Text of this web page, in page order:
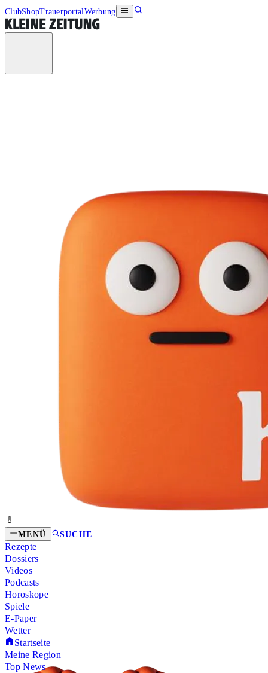
ClubShopTrauerportalWerbung
MENÜ SUCHE
Rezepte
Dossiers
Videos
Podcasts
Horoskope
Spiele
E-Paper
Wetter
Startseite
Meine Region
Top News